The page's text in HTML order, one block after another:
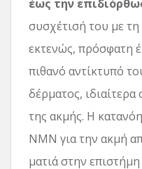
έως την
συσχέτισή του με τη
εκτενώς, πρόσφατη
πιθανό αντίκτυπό
δέρματος, ιδιαίτερα
της ακμής. Η
NMN για την ακμή
ματιά στην